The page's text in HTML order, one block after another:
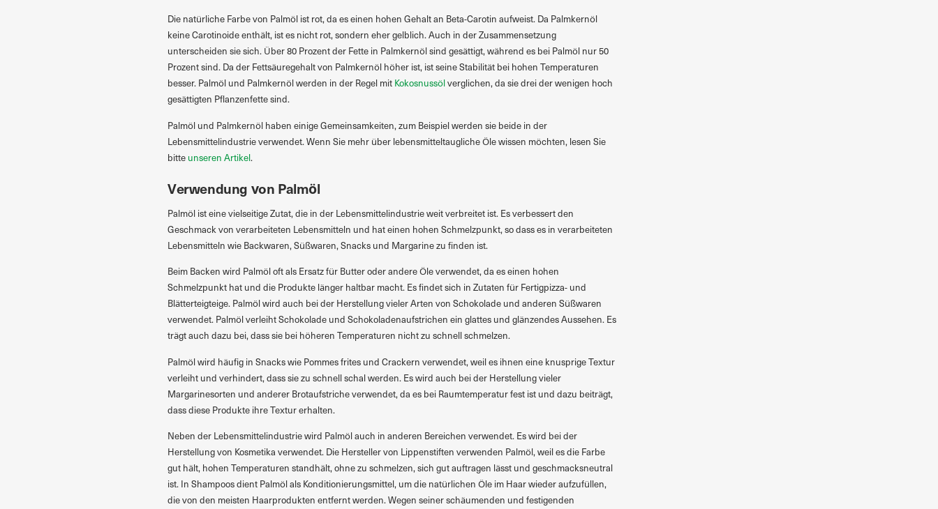
Die natürliche Farbe von Palmöl ist rot, da es einen hohen Gehalt an Beta-Carotin aufweist. Da Palmkernöl
keine Carotinoide enthält, ist es nicht rot, sondern eher gelblich. Auch in der Zusammensetzung
unterscheiden sie sich. Über 80 Prozent der Fette in Palmkernöl sind gesättigt, während es bei Palmöl nur 50
Prozent sind. Da der Fettsäuregehalt von Palmkernöl höher ist, ist seine Stabilität bei hohen Temperaturen
besser. Palmöl und Palmkernöl werden in der Regel mit Kokosnussölverglichen, da sie drei der wenigen hoch
gesättigten Pflanzenfette sind.
Palmöl und Palmkernöl haben einige Gemeinsamkeiten, zum Beispiel werden sie beide in der
Lebensmittelindustrie verwendet. Wenn Sie mehr über lebensmitteltaugliche Öle wissen möchten, lesen Sie
bitte unseren Artikel.
Verwendung von Palmöl
Palmöl ist eine vielseitige Zutat, die in der Lebensmittelindustrie weit verbreitet ist. Es verbessert den
Geschmack von verarbeiteten Lebensmitteln und hat einen hohen Schmelzpunkt, so dass es in verarbeiteten
Lebensmitteln wie Backwaren, Süßwaren, Snacks und Margarine zu finden ist.
Beim Backen wird Palmöl oft als Ersatz für Butter oder andere Öle verwendet, da es einen hohen
Schmelzpunkt hat und die Produkte länger haltbar macht. Es findet sich in Zutaten für Fertigpizza- und
Blätterteigteige. Palmöl wird auch bei der Herstellung vieler Arten von Schokolade und anderen Süßwaren
verwendet. Palmöl verleiht Schokolade und Schokoladenaufstrichen ein glattes und glänzendes Aussehen. Es
trägt auch dazu bei, dass sie bei höheren Temperaturen nicht zu schnell schmelzen.
Palmöl wird häufig in Snacks wie Pommes frites und Crackern verwendet, weil es ihnen eine knusprige Textur
verleiht und verhindert, dass sie zu schnell schal werden. Es wird auch bei der Herstellung vieler
Margarinesorten und anderer Brotaufstriche verwendet, da es bei Raumtemperatur fest ist und dazu beiträgt,
dass diese Produkte ihre Textur erhalten.
Neben der Lebensmittelindustrie wird Palmöl auch in anderen Bereichen verwendet. Es wird bei der
Herstellung von Kosmetika verwendet. Die Hersteller von Lippenstiften verwenden Palmöl, weil es die Farbe
gut hält, hohen Temperaturen standhält, ohne zu schmelzen, sich gut auftragen lässt und geschmacksneutral
ist. In Shampoos dient Palmöl als Konditionierungsmittel, um die natürlichen Öle im Haar wieder aufzufüllen,
die von den meisten Haarprodukten entfernt werden. Wegen seiner schäumenden und festigenden